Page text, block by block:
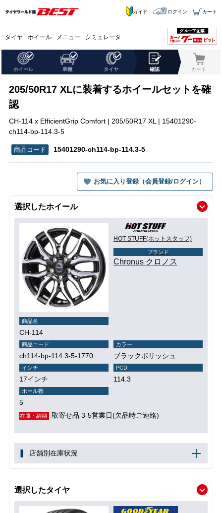
タイヤ ホイール メニュー シミュレータ
ガイド ログイン カート
ホイール 車種 タイヤ 確認 カート
205/50R17 XLに装着するホイールセットを確
認
CH-114 x EfficientGrip Comfort | 205/50R17 XL | 15401290-
ch114-bp-114.3-5
15401290-ch114-bp-114.3-5
お気に入り登録（会員登録/ログイン）
選択したホイール
HOT STUFF(ホットスタッフ)
ブランド
Chronus クロノス
商品名
CH-114
商品コード
ch114-bp-114.3-5-1770
カラー
ブラックポリッシュ
インチ
17インチ
PCD
114.3
ホール数
5
在庫・納期 取寄せ品 3-5営業日(欠品時ご連絡)
店舗別在庫状況
選択したタイヤ